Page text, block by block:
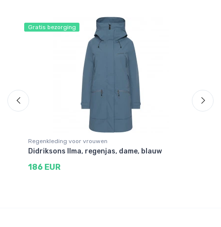
Gratis bezorging
Regenkleding voor vrouwen
Didriksons Ilma, regenjas, dame, blauw
186 EUR